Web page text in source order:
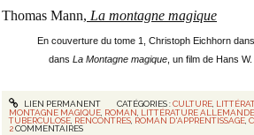
Thomas Mann, La montagne magique
En couverture du tome 1, Christoph Eichhorn
dans La Montagne magique , un film de Hans
LIEN PERMANENT CATÉGORIES :CULTURE,
MONTAGNE MAGIQUE, ROMAN, LITTÉRATURE
TUBERCULOSE, RENCONTRES, ROMAN D'APPRENTISSAGE,
2COMMENTAIRES